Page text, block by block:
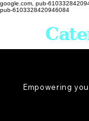
google.com, pub-
pub-6103328420946084
Empowering